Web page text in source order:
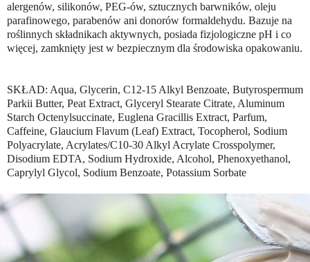
alergenów, silikonów, PEG-ów, sztucznych barwników, oleju
parafinowego, parabenów ani donorów formaldehydu. Bazuje na
roślinnych składnikach aktywnych, posiada fizjologiczne pH i co
więcej, zamknięty jest w bezpiecznym dla środowiska opakowaniu.
SKŁAD: Aqua, Glycerin, C12-15 Alkyl Benzoate, Butyrospermum
Parkii Butter, Peat Extract, Glyceryl Stearate Citrate, Aluminum
Starch Octenylsuccinate, Euglena Gracillis Extract, Parfum,
Caffeine, Glaucium Flavum (Leaf) Extract, Tocopherol, Sodium
Polyacrylate, Acrylates/C10-30 Alkyl Acrylate Crosspolymer,
Disodium EDTA, Sodium Hydroxide, Alcohol, Phenoxyethanol,
Caprylyl Glycol, Sodium Benzoate, Potassium Sorbate